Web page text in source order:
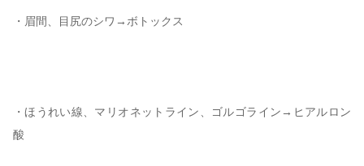
・眉間、目尻のシワ→ボトックス
・ほうれい線、マリオネットライン、ゴルゴライン→ヒアルロン
酸